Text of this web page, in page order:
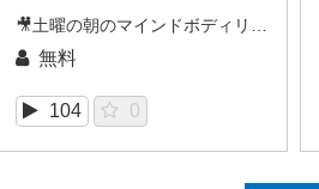
無料
104 0